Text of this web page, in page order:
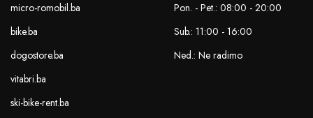
micro-romobil.ba
bike.ba
dogostore.ba
vitabri.ba
ski-bike-rent.ba
Pon. - Pet.: 08:00 - 20:00
Sub.: 11:00 - 16:00
Ned.: Ne radimo